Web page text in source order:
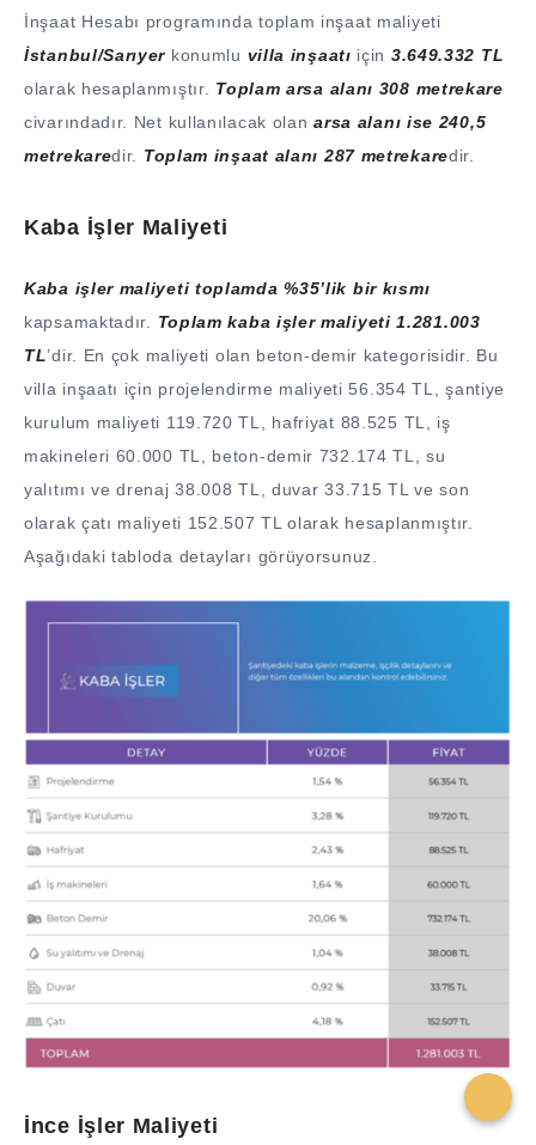
İnşaat Hesabı programında toplam inşaat maliyeti
İstanbul/Sarıyer konumlu villa inşaatı için 3.649.332 TL
olarak hesaplanmıştır. Toplam arsa alanı 308 metrekare
civarındadır. Net kullanılacak olanarsa alanı ise 240,5
metrekaredir. Toplam inşaat alanı 287 metrekaredir.
Kaba İşler Maliyeti
Kaba işler maliyeti toplamda %35’lik bir kısmı
kapsamaktadır. Toplam kaba işler maliyeti 1.281.003
TL’dir. En çok maliyeti olan beton-demir kategorisidir. Bu
villa inşaatı için projelendirme maliyeti 56.354 TL, şantiye
kurulum maliyeti 119.720 TL, hafriyat 88.525 TL, iş
makineleri 60.000 TL, beton-demir 732.174 TL, su
yalıtımı ve drenaj 38.008 TL, duvar 33.715 TL ve son
olarak çatı maliyeti 152.507 TL olarak hesaplanmıştır.
Aşağıdaki tabloda detayları görüyorsunuz.
İnce İşler Maliyeti